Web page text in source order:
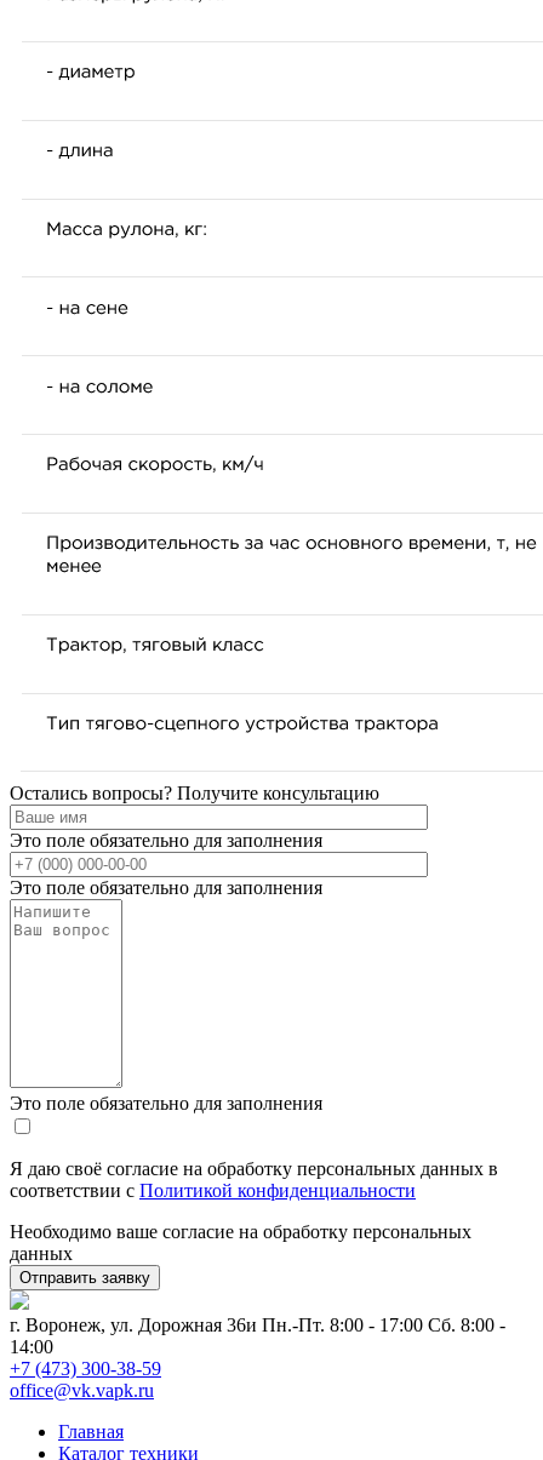
Остались вопросы? Получите консультацию
Это поле обязательно для заполнения
Это поле обязательно для заполнения
Это поле обязательно для заполнения
Я даю своё согласие на обработку персональных данных в
соответствии с Политикой конфиденциальности
Необходимо ваше согласие на обработку персональных
данных
г. Воронеж, ул. Дорожная 36и Пн.-Пт. 8:00 - 17:00 Сб. 8:00 -
14:00
+7 (473) 300-38-59
office@vk.vapk.ru
Главная
Каталог техники